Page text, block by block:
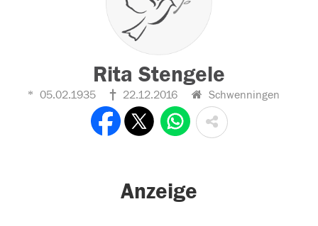
Rita Stengele
05.02.1935 22.12.2016 Schwenningen
Anzeige